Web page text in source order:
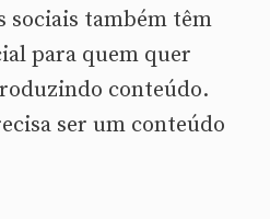
sociais também têm
para quem quer
conteúdo.
ser um conteúdo